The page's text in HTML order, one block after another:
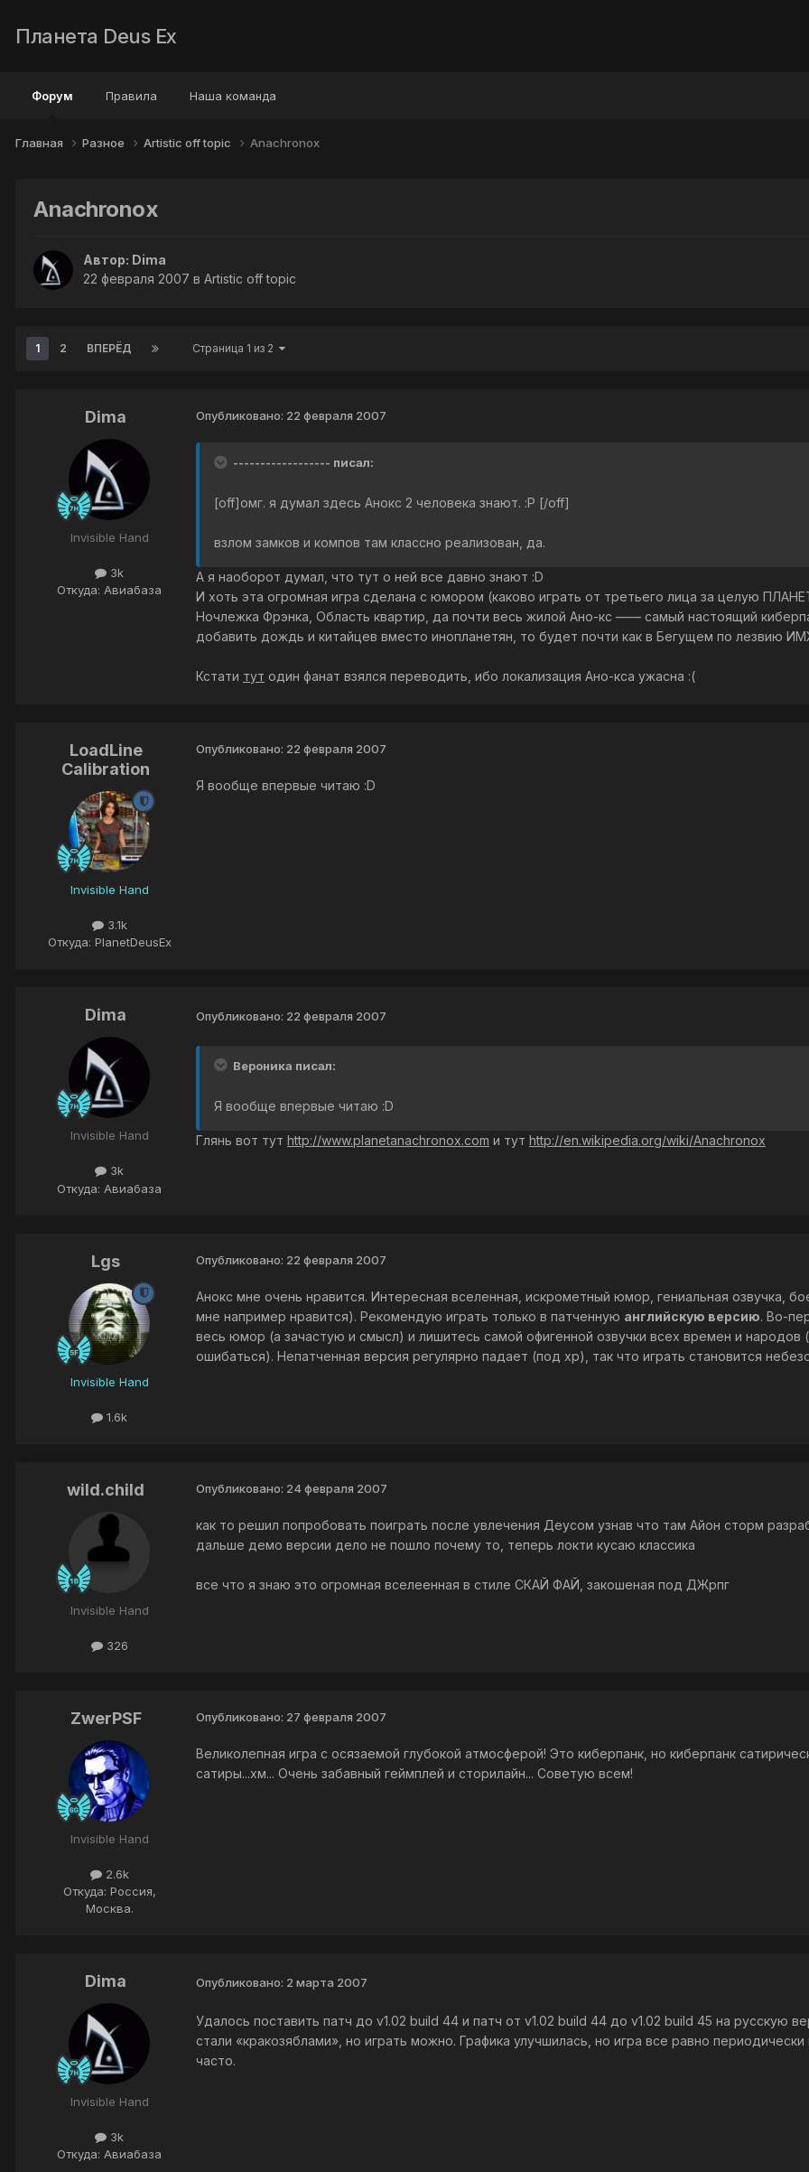
Планета Deus Ex
Форум Правила Наша команда
Главная Разное Artistic off topic Anachronox
Anachronox
Автор: Dima
22 февраля 2007 в Artistic off topic
1 2 ВПЕРЁД Страница 1 из 2
Dima
Invisible Hand
3k
Откуда: Авиабаза
Опубликовано: 22 февраля 2007
------------------ писал:
[off]омг. я думал здесь Анокс 2 человека знают. :P [/off]
взлом замков и компов там классно реализован, да.
А я наоборот думал, что тут о ней все давно знают :D
И хоть эта огромная игра сделана с юмором (каково играть от третьего лица за целую
Ночлежка Фрэнка, Область квартир, да почти весь жилой Ано-кс —— самый настоящий
добавить дождь и китайцев вместо инопланетян, то будет почти как в Бегущем по лезвию
Кстати тут один фанат взялся переводить, ибо локализация Ано-кса ужасна :(
LoadLine
Calibration
Invisible Hand
3.1k
Откуда: PlanetDeusEx
Опубликовано: 22 февраля 2007
Я вообще впервые читаю :D
Dima
Invisible Hand
3k
Откуда: Авиабаза
Опубликовано: 22 февраля 2007
Вероника писал:
Я вообще впервые читаю :D
Глянь вот тут http://www.planetanachronox.com и тут http://en.wikipedia.org/wiki/Anachronox
Lgs
Invisible Hand
1.6k
Опубликовано: 22 февраля 2007
Анокс мне очень нравится. Интересная вселенная, искрометный юмор, гениальная озвучка,
мне например нравится). Рекомендую играть только в патченную английскую версию. Во-
весь юмор (а зачастую и смысл) и лишитесь самой офигенной озвучки всех времен и
ошибаться). Непатченная версия регулярно падает (под xp), так что играть становится
wild.child
Invisible Hand
326
Опубликовано: 24 февраля 2007
как то решил попробовать поиграть после увлечения Деусом узнав что там Айон сторм
дальше демо версии дело не пошло почему то, теперь локти кусаю классика
все что я знаю это огромная вселеенная в стиле СКАЙ ФАЙ, закошеная под ДЖрпг
ZwerPSF
Invisible Hand
2.6k
Откуда: Россия,
Москва.
Опубликовано: 27 февраля 2007
Великолепная игра с осязаемой глубокой атмосферой! Это киберпанк, но киберпанк
сатиры...хм... Очень забавный геймплей и сторилайн... Советую всем!
Dima
Invisible Hand
3k
Откуда: Авиабаза
Опубликовано: 2 марта 2007
Удалось поставить патч до v1.02 build 44 и патч от v1.02 build 44 до v1.02 build 45 на русскую
стали «кракозяблами», но играть можно. Графика улучшилась, но игра все равно
часто.